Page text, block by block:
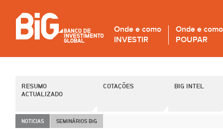
Onde e como
INVESTIR
Onde e como
POUPAR
RESUMO
ACTUALIZADO
COTAÇÕES BIG INTEL
NOTICIAS SEMINÁRIOS BiG